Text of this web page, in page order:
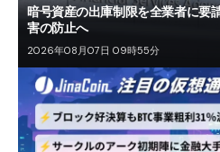
暗号資産の出庫制限を全業者に要
害の防止へ
2026年08月07日 09時55分